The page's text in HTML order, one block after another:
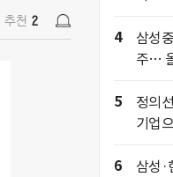
추천 2